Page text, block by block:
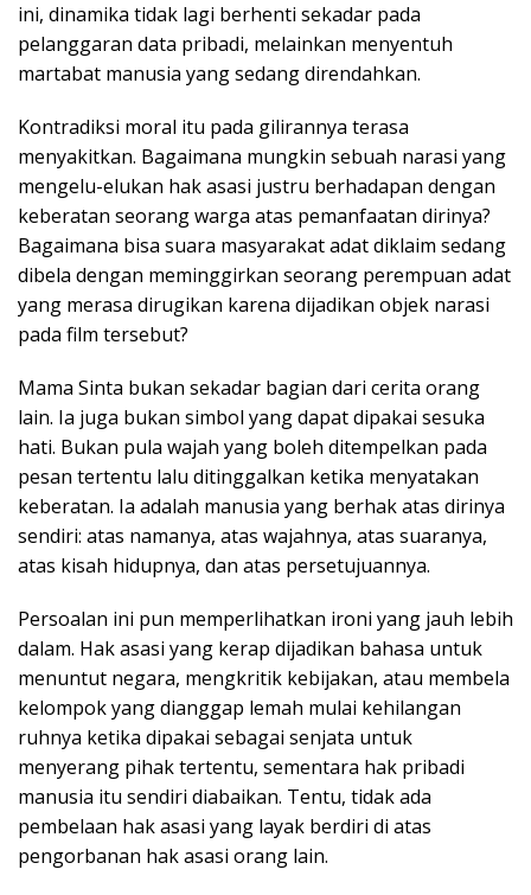
ini, dinamika tidak lagi berhenti sekadar pada
pelanggaran data pribadi, melainkan menyentuh
martabat manusia yang sedang direndahkan.
Kontradiksi moral itu pada gilirannya terasa
menyakitkan. Bagaimana mungkin sebuah narasi yang
mengelu-elukan hak asasi justru berhadapan dengan
keberatan seorang warga atas pemanfaatan dirinya?
Bagaimana bisa suara masyarakat adat diklaim sedang
dibela dengan meminggirkan seorang perempuan adat
yang merasa dirugikan karena dijadikan objek narasi
pada film tersebut?
Mama Sinta bukan sekadar bagian dari cerita orang
lain. Ia juga bukan simbol yang dapat dipakai sesuka
hati. Bukan pula wajah yang boleh ditempelkan pada
pesan tertentu lalu ditinggalkan ketika menyatakan
keberatan. Ia adalah manusia yang berhak atas dirinya
sendiri: atas namanya, atas wajahnya, atas suaranya,
atas kisah hidupnya, dan atas persetujuannya.
Persoalan ini pun memperlihatkan ironi yang jauh lebih
dalam. Hak asasi yang kerap dijadikan bahasa untuk
menuntut negara, mengkritik kebijakan, atau membela
kelompok yang dianggap lemah mulai kehilangan
ruhnya ketika dipakai sebagai senjata untuk
menyerang pihak tertentu, sementara hak pribadi
manusia itu sendiri diabaikan. Tentu, tidak ada
pembelaan hak asasi yang layak berdiri di atas
pengorbanan hak asasi orang lain.